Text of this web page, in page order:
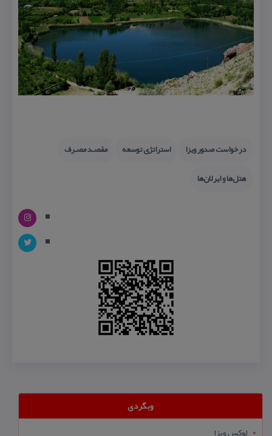
درخواست صدور ویزا استراتژی توسعه
ﻣﻘﺼـﺪ ﻣﺼـﺮف
هتل‌ها و ایرلان‌ها
وبگردی
لوکس ویزا